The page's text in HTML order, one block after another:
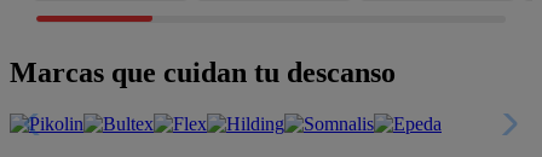
Marcas que cuidan tu descanso